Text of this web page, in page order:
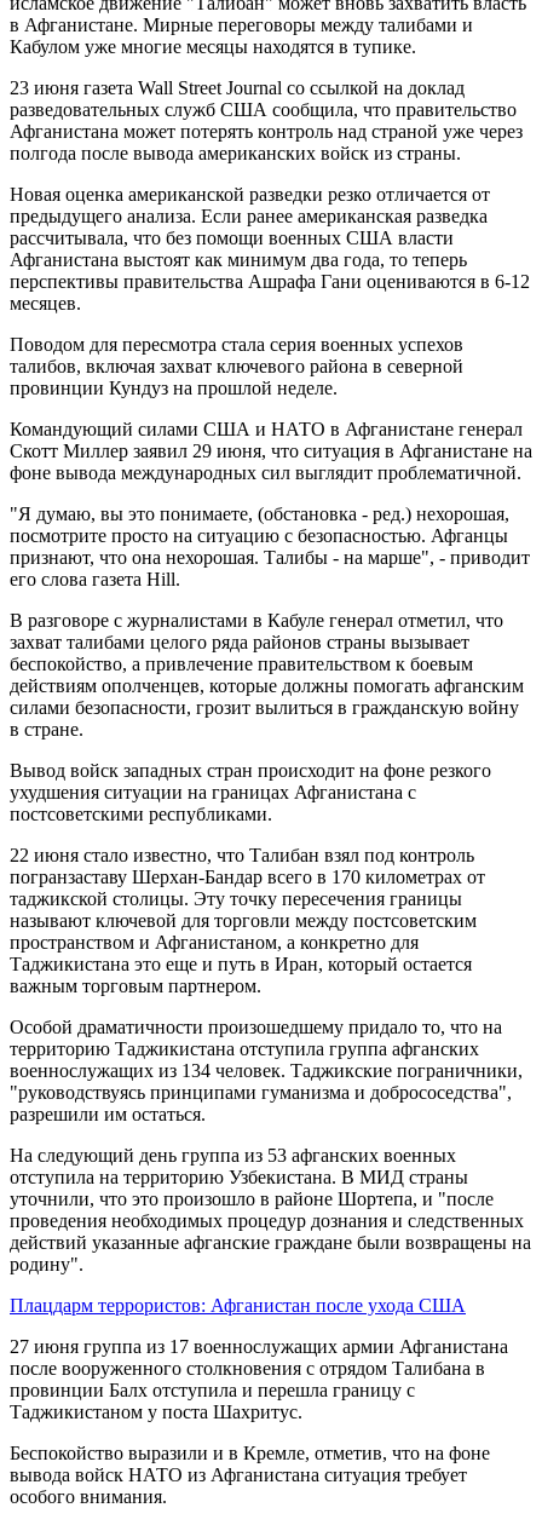
в Афганистане. Мирные переговоры между талибами и
Кабулом уже многие месяцы находятся в тупике.
23 июня газета Wall Street Journal со ссылкой на доклад
разведовательных служб США сообщила, что правительство
Афганистана может потерять контроль над страной уже через
полгода после вывода американских войск из страны.
Новая оценка американской разведки резко отличается от
предыдущего анализа. Если ранее американская разведка
рассчитывала, что без помощи военных США власти
Афганистана выстоят как минимум два года, то теперь
перспективы правительства Ашрафа Гани оцениваются в 6-12
месяцев.
Поводом для пересмотра стала серия военных успехов
талибов, включая захват ключевого района в северной
провинции Кундуз на прошлой неделе.
Командующий силами США и НАТО в Афганистане генерал
Скотт Миллер заявил 29 июня, что ситуация в Афганистане на
фоне вывода международных сил выглядит проблематичной.
"Я думаю, вы это понимаете, (обстановка - ред.) нехорошая,
посмотрите просто на ситуацию с безопасностью. Афганцы
признают, что она нехорошая. Талибы - на марше", - приводит
его слова газета Hill.
В разговоре с журналистами в Кабуле генерал отметил, что
захват талибами целого ряда районов страны вызывает
беспокойство, а привлечение правительством к боевым
действиям ополченцев, которые должны помогать афганским
силами безопасности, грозит вылиться в гражданскую войну
в стране.
Вывод войск западных стран происходит на фоне резкого
ухудшения ситуации на границах Афганистана с
постсоветскими республиками.
22 июня стало известно, что Талибан взял под контроль
погранзаставу Шерхан-Бандар всего в 170 километрах от
таджикской столицы. Эту точку пересечения границы
называют ключевой для торговли между постсоветским
пространством и Афганистаном, а конкретно для
Таджикистана это еще и путь в Иран, который остается
важным торговым партнером.
Особой драматичности произошедшему придало то, что на
территорию Таджикистана отступила группа афганских
военнослужащих из 134 человек. Таджикские пограничники,
"руководствуясь принципами гуманизма и добрососедства",
разрешили им остаться.
На следующий день группа из 53 афганских военных
отступила на территорию Узбекистана. В МИД страны
уточнили, что это произошло в районе Шортепа, и "после
проведения необходимых процедур дознания и следственных
действий указанные афганские граждане были возвращены на
родину".
Плацдарм террористов: Афганистан после ухода США
27 июня группа из 17 военнослужащих армии Афганистана
после вооруженного столкновения с отрядом Талибана в
провинции Балх отступила и перешла границу с
Таджикистаном у поста Шахритус.
Беспокойство выразили и в Кремле, отметив, что на фоне
вывода войск НАТО из Афганистана ситуация требует
особого внимания.